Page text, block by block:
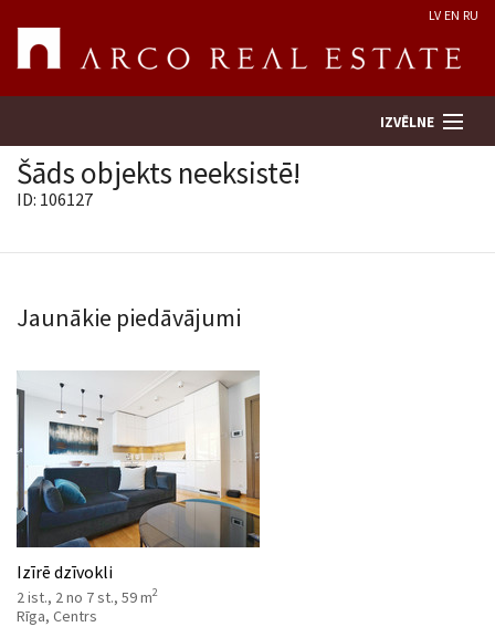
LV EN RU
IZVĒLNE
Uzņēmums
Pakalpojumi
Kontakti
Šāds objekts neeksistē!
ID: 106127
Jaunākie piedāvājumi
Izīrē dzīvokli
2 ist., 2 no 7 st., 59 m2
Rīga, Centrs